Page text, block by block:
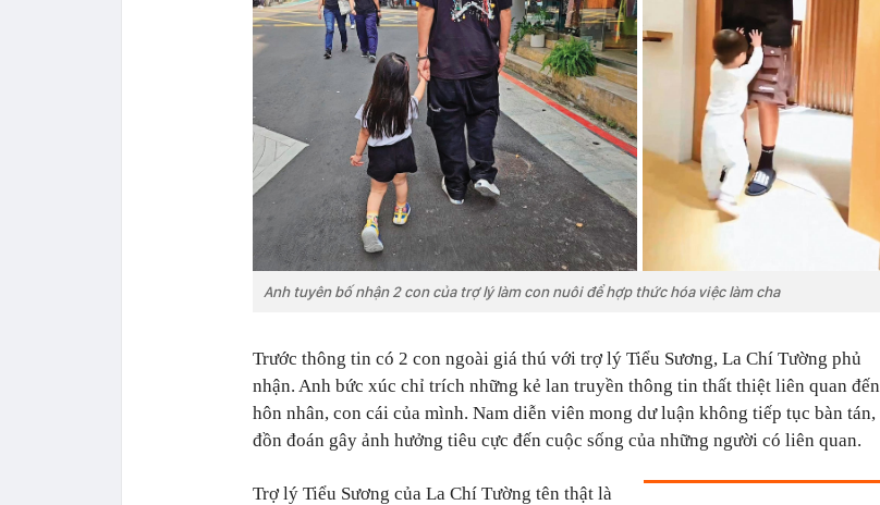
Anh tuyên bố nhận 2 con của trợ lý làm con nuôi để hợp thức hóa việc làm cha
Trước thông tin có 2 con ngoài giá thú với trợ lý Tiểu Sương, La Chí Tường phủ
nhận. Anh bức xúc chỉ trích những kẻ lan truyền thông tin thất thiệt liên quan đến
hôn nhân, con cái của mình. Nam diễn viên mong dư luận không tiếp tục bàn tán,
đồn đoán gây ảnh hưởng tiêu cực đến cuộc sống của những người có liên quan.
Trợ lý Tiểu Sương của La Chí Tường tên thật là